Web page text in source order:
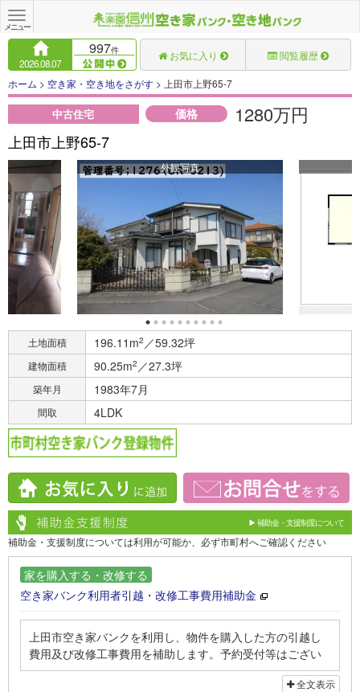
Toggle
navigation
メニュー
2026.08.07
997件 お気に入り 閲覧履歴
ホーム > 空き家・空き地をさがす > 上田市上野65-7
中古住宅 価格 1280万円
上田市上野65-7
外観写真
土地面積 196.11m2 ／59.32坪
建物面積 90.25m2 ／27.3坪
築年月 1983年7月
間取 4LDK
▶ 補助金・支援制度について
補助金・支援制度については利用が可能か、必ず市町村へご確認ください
家を購入する・改修する
空き家バンク利用者引越・改修工事費用補助金
上田市空き家バンクを利用し、物件を購入した方の引越し
費用及び改修工事費用を補助します。予約受付等はござい
ません。予算が終わり次第終了しますので、ご注意くださ
全文表示